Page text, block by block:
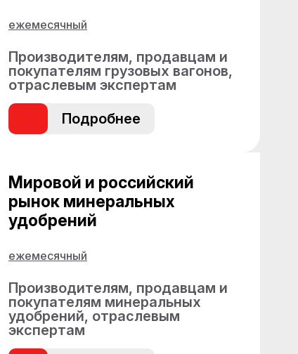
ежемесячный
Производителям, продавцам и
покупателям грузовых вагонов,
отраслевым экспертам
Подробнее
Мировой и российский
рынок минеральных
удобрений
ежемесячный
Производителям, продавцам и
покупателям минеральных
удобрений, отраслевым
экспертам